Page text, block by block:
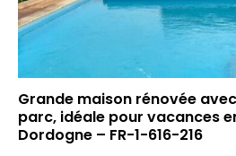
Grande maison rénovée
parc, idéale pour vacances
Dordogne – FR-1-616-216